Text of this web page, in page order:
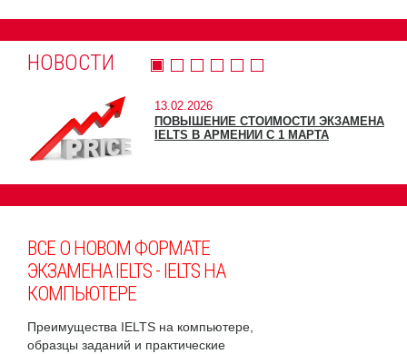
НОВОСТИ
13.02.2026
ПОВЫШЕНИЕ СТОИМОСТИ ЭКЗАМЕНА
IELTS В АРМЕНИИ С 1 МАРТА
ВСЕ О НОВОМ ФОРМАТЕ
ЭКЗАМЕНА IELTS - IELTS НА
КОМПЬЮТЕРЕ
Преимущества IELTS на компьютере,
образцы заданий и практические